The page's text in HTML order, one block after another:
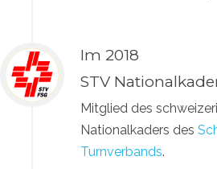
Im 2018
STV
Mitglied des
Nationalkaders des
Turnverbands.